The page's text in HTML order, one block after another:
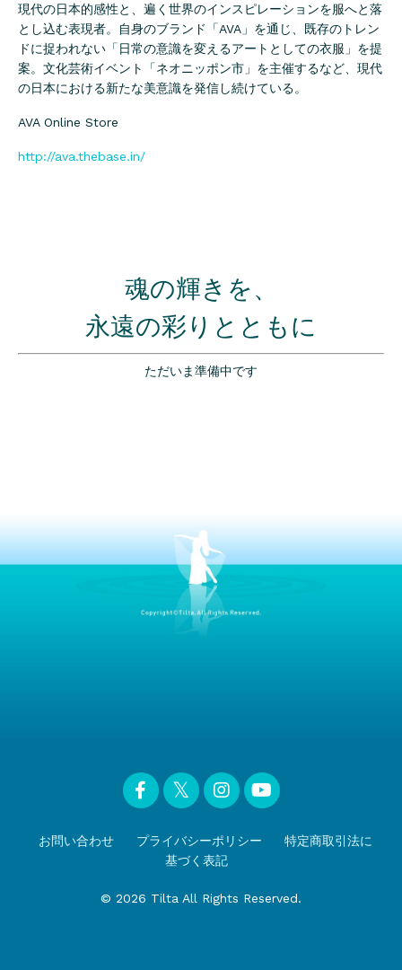
現代の日本的感性と、遍く世界のインスピレーションを服へと落
とし込む表現者。自身のブランド「AVA」を通じ、既存のトレン
ドに捉われない「日常の意識を変えるアートとしての衣服」を提
案。文化芸術イベント「ネオニッポン市」を主催するなど、現代
の日本における新たな美意識を発信し続けている。
AVA Online Store
http://ava.thebase.in/
魂の輝きを、
永遠の彩りとともに
ただいま準備中です
お問い合わせ プライバシーポリシー
特定商取引法に
基づく表記
© 2026 Tilta All Rights Reserved.